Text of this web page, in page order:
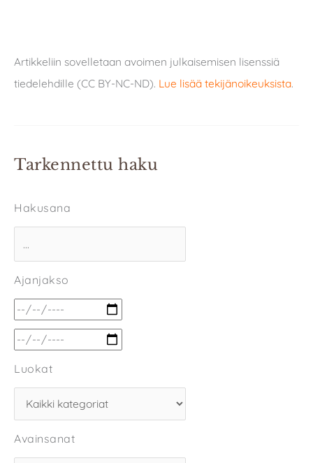
Artikkeliin sovelletaan avoimen julkaisemisen lisenssiä
tiedelehdille (CC BY-NC-ND). Lue lisää tekijänoikeuksista.
Tarkennettu haku
Hakusana
Ajanjakso
Luokat
Avainsanat